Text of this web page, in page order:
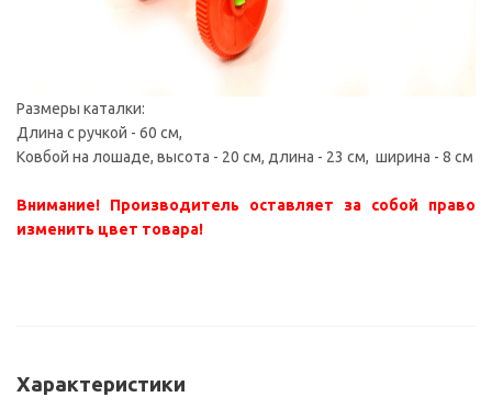
Размеры каталки:
Длина с ручкой - 60 см,
Ковбой на лошаде, высота - 20 см, длина - 23 см, ширина - 8 см
Внимание! Производитель оставляет за собой право
изменить цвет товара!
Характеристики